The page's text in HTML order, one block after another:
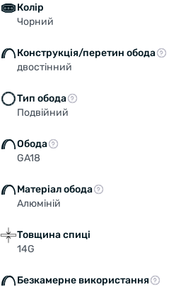
Колір
Чорний
Конструкція/перетин обода
двостінний
Тип обода
Подвійний
Обода
GA18
Матеріал обода
Алюміній
Товщина спиці
14G
Безкамерне використання